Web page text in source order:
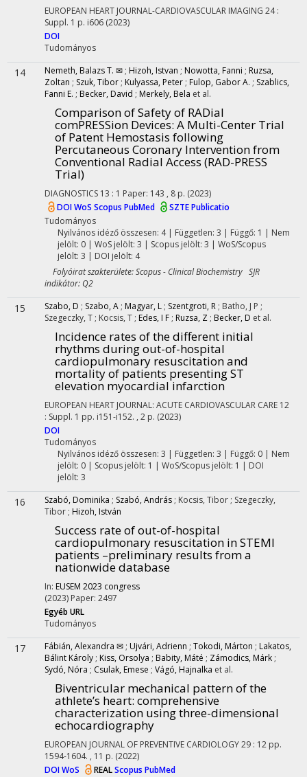
EUROPEAN HEART JOURNAL-CARDIOVASCULAR IMAGING 24:
Suppl. 1 p. i606 (2023)
DOI
Tudományos
14 Nemeth, Balazs T. ✉ ; Hizoh, Istvan ; Nowotta, Fanni ; Ruzsa,
Zoltan ; Szuk, Tibor ; Kulyassa, Peter ; Fulop, Gabor A. ; Szablics,
Fanni E. ; Becker, David ; Merkely, Bela et al.
Comparison of Safety of RADial
comPRESSion Devices: A Multi-Center Trial
of Patent Hemostasis following
Percutaneous Coronary Intervention from
Conventional Radial Access (RAD-PRESS
Trial)
DIAGNOSTICS 13 : 1 Paper: 143 , 8 p. (2023)
DOIWoS Scopus PubMed
SZTE Publicatio
Tudományos
Nyilvános idéző összesen: 4| Független: 3 | Függő: 1 | Nem
jelölt: 0 | WoS jelölt: 3 | Scopus jelölt: 3 | WoS/Scopus
jelölt: 3 | DOI jelölt: 4
Folyóirat szakterülete: Scopus - Clinical Biochemistry SJR
indikátor: Q2
15 Szabo, D ; Szabo, A ; Magyar, L ; Szentgroti, R ; Batho, J P ;
Szegeczky, T ; Kocsis, T ; Edes, I F ; Ruzsa, Z ; Becker, D et al.
Incidence rates of the different initial
rhythms during out-of-hospital
cardiopulmonary resuscitation and
mortality of patients presenting ST
elevation myocardial infarction
EUROPEAN HEART JOURNAL: ACUTE CARDIOVASCULAR CARE 12
: Suppl. 1 pp. i151-i152. , 2 p. (2023)
DOI
Tudományos
Nyilvános idéző összesen: 3 | Független: 3 | Függő: 0 | Nem
jelölt: 0 | Scopus jelölt: 1 | WoS/Scopus jelölt: 1 | DOI
jelölt: 3
16 Szabó, Dominika ; Szabó, András ; Kocsis, Tibor ; Szegeczky,
Tibor ; Hizoh, István
Success rate of out-of-hospital
cardiopulmonary resuscitation in STEMI
patients –preliminary results from a
nationwide database
In: EUSEM 2023 congress
(2023) Paper: 2497
Egyéb URL
Tudományos
17 Fábián, Alexandra ✉ ; Ujvári, Adrienn ; Tokodi, Márton ; Lakatos,
Bálint Károly ; Kiss, Orsolya ; Babity, Máté ; Zámodics, Márk ;
Sydó, Nóra ; Csulak, Emese ; Vágó, Hajnalka et al.
Biventricular mechanical pattern of the
athlete’s heart: comprehensive
characterization using three-dimensional
echocardiography
EUROPEAN JOURNAL OF PREVENTIVE CARDIOLOGY29 : 12 pp.
1594-1604. , 11 p. (2022)
DOIWoS REALScopus PubMed